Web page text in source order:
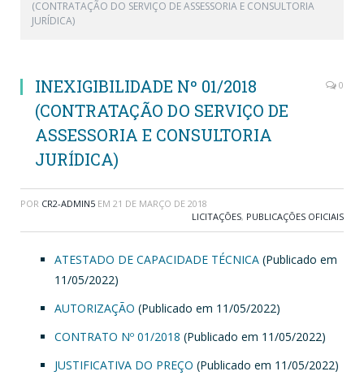
(CONTRATAÇÃO DO SERVIÇO DE ASSESSORIA E CONSULTORIA
JURÍDICA)
INEXIGIBILIDADE Nº 01/2018
(CONTRATAÇÃO DO SERVIÇO DE
ASSESSORIA E CONSULTORIA
JURÍDICA)
0
POR CR2-ADMIN5 EM 21 DE MARÇO DE 2018
LICITAÇÕES, PUBLICAÇÕES OFICIAIS
ATESTADO DE CAPACIDADE TÉCNICA (Publicado em
11/05/2022)
AUTORIZAÇÃO (Publicado em 11/05/2022)
CONTRATO Nº 01/2018 (Publicado em 11/05/2022)
JUSTIFICATIVA DO PREÇO (Publicado em 11/05/2022)